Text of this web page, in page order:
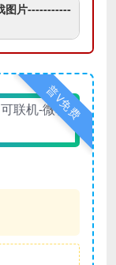
图片-----------
普V免费